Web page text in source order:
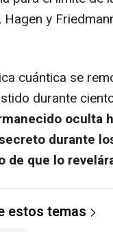
Hagen y
cuántica se
durante
oculta
durante
de que lo
estos temas